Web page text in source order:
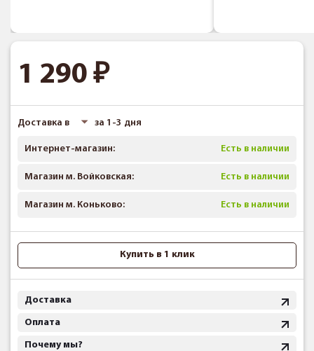
1 290
Доставка в за 1-3 дня
Интернет-магазин: Есть в наличии
Магазин м. Войковская: Есть в наличии
Магазин м. Коньково: Есть в наличии
Купить в 1 клик
Доставка
Оплата
Почему мы?